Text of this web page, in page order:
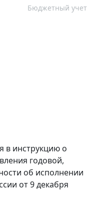
Бюджетный учет
в инструкцию о
годовой,
об исполнении
от 9 декабря